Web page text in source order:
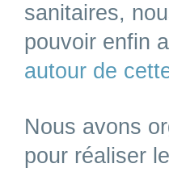
sanitaires,
pouvoir enfin
autour de
Nous avons
pour réaliser